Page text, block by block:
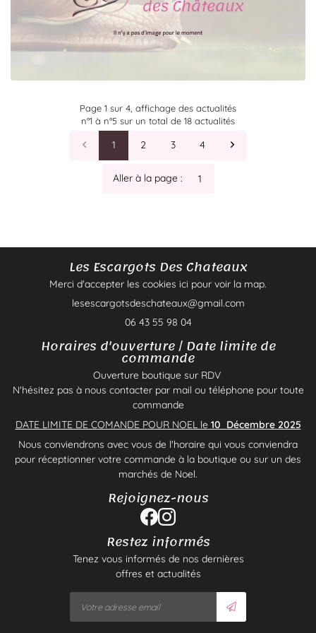
Pensez à nous ajouter
lesescargotsdeschateaux@gmail.com
pour faciliter nos échanges.
L'équipe de Les Escargots des Chateaux
Page 1 sur 4, affichage des actualités
n°1 à n°5 sur un total de 18 actualités
1 2 3 4
Aller à la page :
Les Escargots Des Chateaux
Merci d'accepter les cookies ici pour voir la map.
06 43 55 98 04
Horaires d'ouverture / Date limite de
commande
Ouverture boutique sur RDV
N'hésitez pas à nous contacter par mail ou téléphone pour toute
commande
DATE LIMITE DE COMANDE POUR NOEL le 10 Décembre 2025
Nous conviendrons avec vous de l'horaire qui vous conviendra
pour réceptionner votre commande à la boutique ou sur un des
marchés de Noel.
Rejoignez-nous
Restez informés
Tenez vous informés de nos dernières
offres et actualités